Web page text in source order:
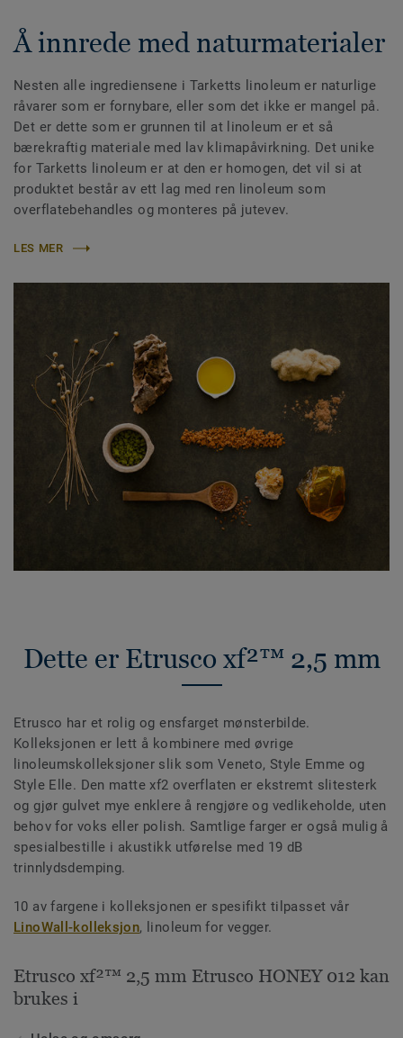
Å innrede med naturmaterialer
Nesten alle ingrediensene i Tarketts linoleum er naturlige
råvarer som er fornybare, eller som det ikke er mangel på.
Det er dette som er grunnen til at linoleum er et så
bærekraftig materiale med lav klimapåvirkning. Det unike
for Tarketts linoleum er at den er homogen, det vil si at
produktet består av ett lag med ren linoleum som
overflatebehandles og monteres på jutevev.
LES MER
Dette er Etrusco xf²™ 2,5 mm
Etrusco har et rolig og ensfarget mønsterbilde.
Kolleksjonen er lett å kombinere med øvrige
linoleumskolleksjoner slik som Veneto, Style Emme og
Style Elle. Den matte xf2 overflaten er ekstremt slitesterk
og gjør gulvet mye enklere å rengjøre og vedlikeholde, uten
behov for voks eller polish. Samtlige farger er også mulig å
spesialbestille i akustikk utførelse med 19 dB
trinnlydsdemping.
10 av fargene i kolleksjonen er spesifikt tilpasset vår
LinoWall-kolleksjon, linoleum for vegger.
Etrusco xf²™ 2,5 mm Etrusco HONEY 012 kan
brukes i